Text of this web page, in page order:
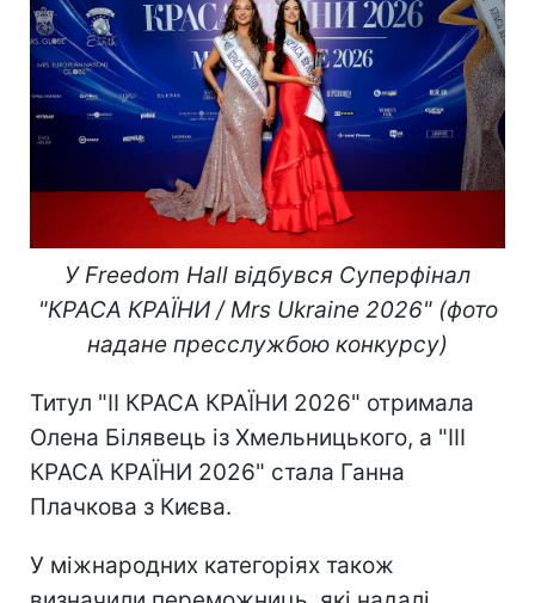
У Freedom Hall відбувся Суперфінал
"КРАСА КРАЇНИ / Mrs Ukraine 2026" (фото
надане пресслужбою конкурсу)
Титул "ІІ КРАСА КРАЇНИ 2026" отримала
Олена Білявець із Хмельницького, а "ІІІ
КРАСА КРАЇНИ 2026" стала Ганна
Плачкова з Києва.
У міжнародних категоріях також